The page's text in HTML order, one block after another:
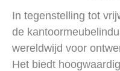
In tegenstelling tot
de
wereldwijd voor
Het biedt